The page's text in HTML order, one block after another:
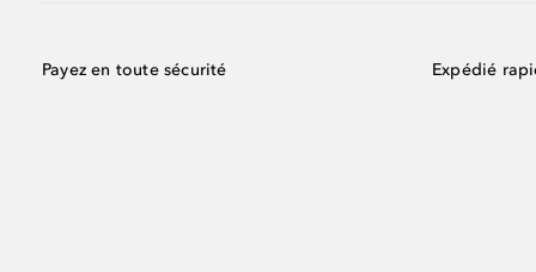
Payez en toute sécurité Expédié